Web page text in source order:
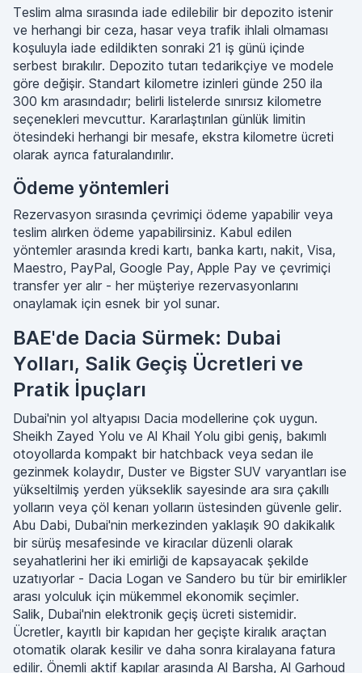
Teslim alma sırasında iade edilebilir bir depozito istenir
ve herhangi bir ceza, hasar veya trafik ihlali olmaması
koşuluyla iade edildikten sonraki 21 iş günü içinde
serbest bırakılır. Depozito tutarı tedarikçiye ve modele
göre değişir. Standart kilometre izinleri günde 250 ila
300 km arasındadır; belirli listelerde sınırsız kilometre
seçenekleri mevcuttur. Kararlaştırılan günlük limitin
ötesindeki herhangi bir mesafe, ekstra kilometre ücreti
olarak ayrıca faturalandırılır.
Ödeme yöntemleri
Rezervasyon sırasında çevrimiçi ödeme yapabilir veya
teslim alırken ödeme yapabilirsiniz. Kabul edilen
yöntemler arasında kredi kartı, banka kartı, nakit, Visa,
Maestro, PayPal, Google Pay, Apple Pay ve çevrimiçi
transfer yer alır - her müşteriye rezervasyonlarını
onaylamak için esnek bir yol sunar.
BAE'de Dacia Sürmek: Dubai
Yolları, Salik Geçiş Ücretleri ve
Pratik İpuçları
Dubai'nin yol altyapısı Dacia modellerine çok uygun.
Sheikh Zayed Yolu ve Al Khail Yolu gibi geniş, bakımlı
otoyollarda kompakt bir hatchback veya sedan ile
gezinmek kolaydır, Duster ve Bigster SUV varyantları ise
yükseltilmiş yerden yükseklik sayesinde ara sıra çakıllı
yolların veya çöl kenarı yolların üstesinden güvenle gelir.
Abu Dabi, Dubai'nin merkezinden yaklaşık 90 dakikalık
bir sürüş mesafesinde ve kiracılar düzenli olarak
seyahatlerini her iki emirliği de kapsayacak şekilde
uzatıyorlar - Dacia Logan ve Sandero bu tür bir emirlikler
arası yolculuk için mükemmel ekonomik seçimler.
Salik, Dubai'nin elektronik geçiş ücreti sistemidir.
Ücretler, kayıtlı bir kapıdan her geçişte kiralık araçtan
otomatik olarak kesilir ve daha sonra kiralayana fatura
edilir. Önemli aktif kapılar arasında Al Barsha, Al Garhoud